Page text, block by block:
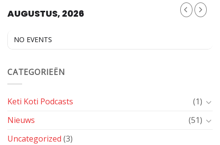
AUGUSTUS, 2026
NO EVENTS
CATEGORIEËN
Keti Koti Podcasts
(1)
Nieuws
(51)
Uncategorized (3)